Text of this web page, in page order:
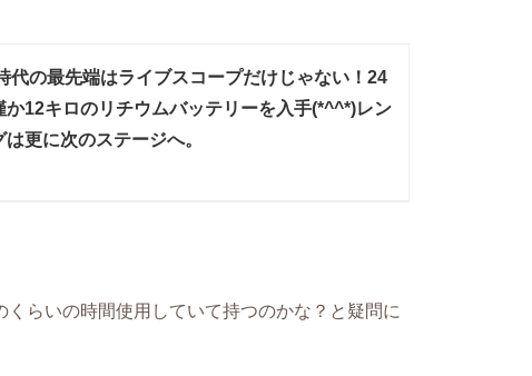
代の最先端はライブスコープだけじゃない！24
12キロのリチウムバッテリーを入手(*^^*)レン
更に次のステージへ。
らいの時間使用していて持つのかな？と疑問に